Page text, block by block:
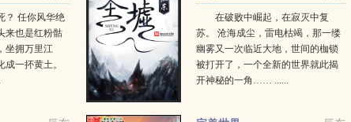
？ 任你风华绝
来也是红粉骷
坐拥万里江
一抔黄土。
在破败中崛起，在寂灭中复
苏。 沧海成尘，雷电枯竭，那一缕
幽雾又一次临近大地，世间的枷锁
被打开了，一个全新的世界就此揭
开神秘的一角…… ......